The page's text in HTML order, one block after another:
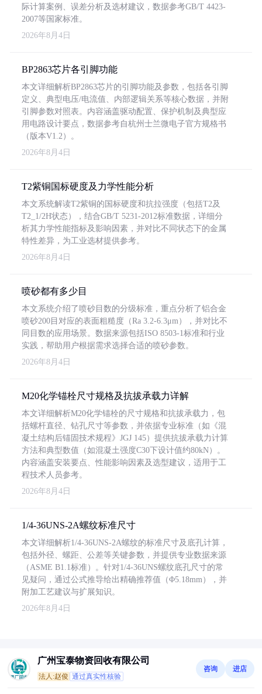
际计算案例、误差分析及选材建议，数据参考GB/T 4423-
2007等国家标准。
2026年8月4日
BP2863芯片各引脚功能
本文详细解析BP2863芯片的引脚功能及参数，包括各引脚
定义、典型电压/电流值、内部逻辑关系等核心数据，并附
引脚参数对照表。内容涵盖驱动配置、保护机制及典型应
用电路设计要点，数据参考自杭州士兰微电子官方规格书
（版本V1.2）。
2026年8月4日
T2紫铜国标硬度及力学性能分析
本文系统解读T2紫铜的国标硬度和抗拉强度（包括T2及
T2_1/2H状态），结合GB/T 5231-2012标准数据，详细分
析其力学性能指标及影响因素，并对比不同状态下的金属
特性差异，为工业选材提供参考。
2026年8月4日
喷砂都有多少目
本文系统介绍了喷砂目数的分级标准，重点分析了铝合金
喷砂200目对应的表面粗糙度（Ra 3.2-6.3μm），并对比不
同目数的应用场景。数据来源包括ISO 8503-1标准和行业
实践，帮助用户根据需求选择合适的喷砂参数。
2026年8月4日
M20化学锚栓尺寸规格及抗拔承载力详解
本文详细解析M20化学锚栓的尺寸规格和抗拔承载力，包
括螺杆直径、钻孔尺寸等参数，并依据专业标准（如《混
凝土结构后锚固技术规程》JGJ 145）提供抗拔承载力计算
方法和典型数值（如混凝土强度C30下设计值约80kN）。
内容涵盖安装要点、性能影响因素及选型建议，适用于工
程技术人员参考。
2026年8月4日
1/4-36UNS-2A螺纹标准尺寸
本文详细解析1/4-36UNS-2A螺纹的标准尺寸及底孔计算，
包括外径、螺距、公差等关键参数，并提供专业数据来源
（ASME B1.1标准）。针对1/4-36UNS螺纹底孔尺寸的常
见疑问，通过公式推导给出精确推荐值（Φ5.18mm），并
附加工艺建议与扩展知识。
2026年8月4日
广州宝泰物资回收有限公司
法人:赵俊 通过真实性核验
咨询 进店